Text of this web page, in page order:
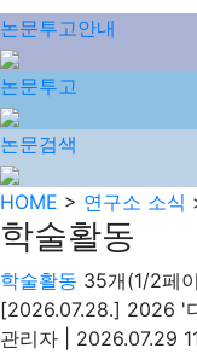
논문투고안내
논문투고
논문검색
HOME > 연구소 소식
학술활동
학술활동 35개(1/2페
[2026.07.28.] 2026 '
관리자
2026.07.29